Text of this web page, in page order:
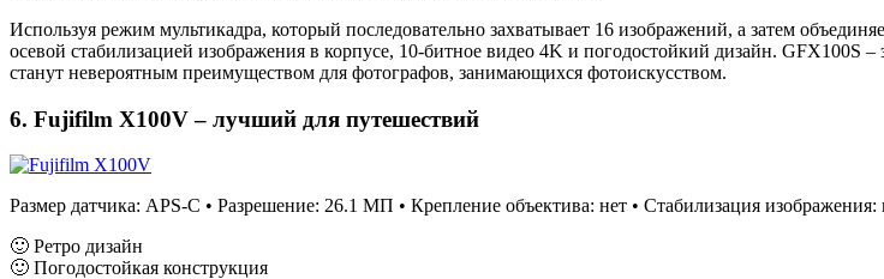
Используя режим мультикадра, который последовательно захватывает 16 изображений, а затем
осевой стабилизацией изображения в корпусе, 10-битное видео 4K и погодостойкий дизайн. GFX100S
станут невероятным преимуществом для фотографов, занимающихся фотоискусством.
6. Fujifilm X100V – лучший для путешествий
Размер датчика: APS-C • Разрешение: 26.1 МП • Крепление объектива: нет • Стабилизация изображения:
🙂 Ретро дизайн
🙂 Погодостойкая конструкция